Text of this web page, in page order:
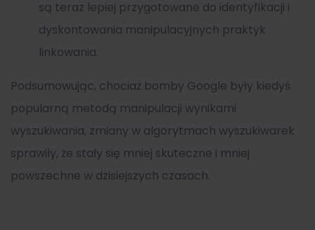
są teraz lepiej przygotowane do identyfikacji i
dyskontowania manipulacyjnych praktyk
linkowania.
Podsumowując, chociaż bomby Google były kiedyś
popularną metodą manipulacji wynikami
wyszukiwania, zmiany w algorytmach wyszukiwarek
sprawiły, że stały się mniej skuteczne i mniej
powszechne w dzisiejszych czasach.